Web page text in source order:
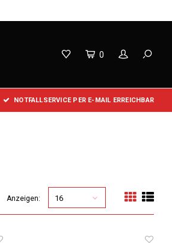
0
NOTFALLSERVICE PER E-MAIL ERREICHBAR
Anzeigen: 16